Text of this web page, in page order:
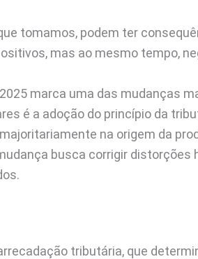
tomamos, podem ter
mas ao mesmo tempo,
marca uma das mudanças
é a adoção do princípio da
na origem da
busca corrigir
tributária, que